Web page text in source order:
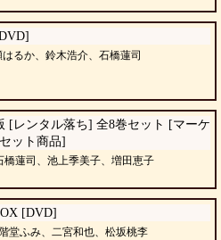
るか、鈴木浩介、石橋蓮司
[レンタル落ち] 全8巻セット [マーケ
ット商品]
橋蓮司、池上季美子、増田恵子
[DVD]
堂ふみ、二宮和也、松坂桃李